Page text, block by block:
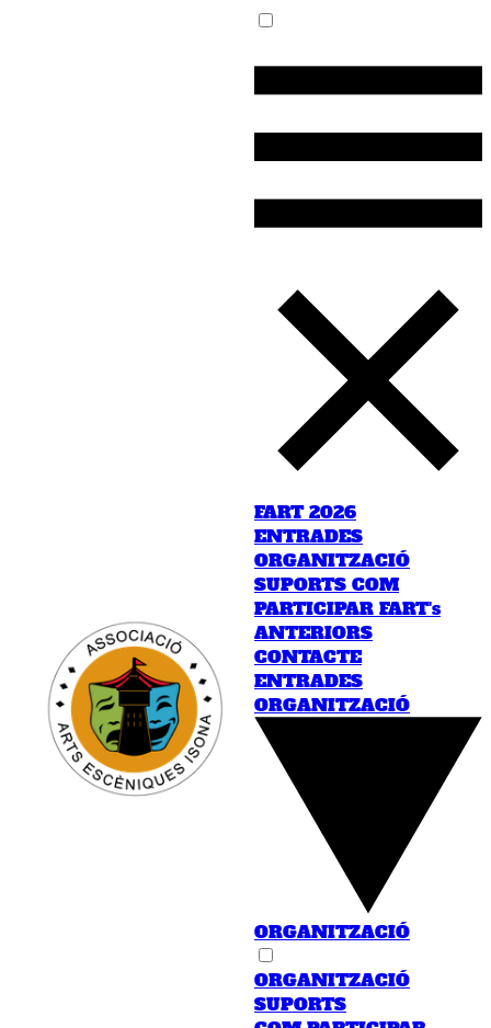
FART 2026
ENTRADES
ORGANITZACIÓ
SUPORTS COM
PARTICIPAR FART's
ANTERIORS
CONTACTE
ENTRADES
ORGANITZACIÓ
ORGANITZACIÓ
ORGANITZACIÓ
SUPORTS